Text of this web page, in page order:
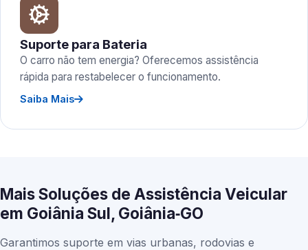
Suporte para Bateria
O carro não tem energia? Oferecemos assistência
rápida para restabelecer o funcionamento.
Saiba Mais
Mais Soluções de Assistência Veicular
em Goiânia Sul, Goiânia‑GO
Garantimos suporte em vias urbanas, rodovias e